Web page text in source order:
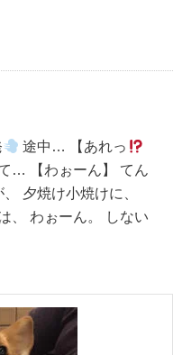
途中… 【あれっ
… 【わぉーん】 てん
夕焼け小焼けに、
、 わぉーん。 しない